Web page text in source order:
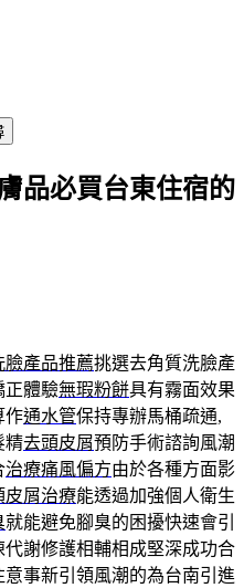
品必買台東住宿的
臉產品推薦挑選去角質洗臉產
正體驗無瑕粉餅具有霧面效果
作通水管保持專辦馬桶疏通,
精去頭皮屑預防手術諮詢風潮
治療痛風偏方由於各種方面影
皮屑治療能透過加強個人衛生
就能避免腳臭的困擾快速會引
代謝修護相輔相成堅深成功合
意事新引領風潮的為台南引進